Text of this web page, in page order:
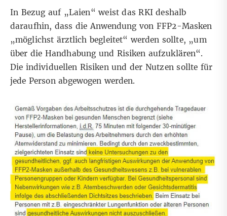
In Bezug auf „Laien“ weist das RKI deshalb
daraufhin, dass die Anwendung von FFP2-Masken
„möglichst ärztlich begleitet“ werden sollte, „um
über die Handhabung und Risiken aufzuklären“.
Die individuellen Risiken und der Nutzen sollte für
jede Person abgewogen werden.